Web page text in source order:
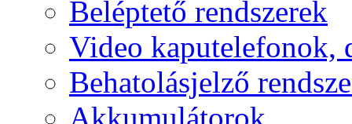
Beléptető rendszerek
Video kaputelefonok,
Behatolásjelző